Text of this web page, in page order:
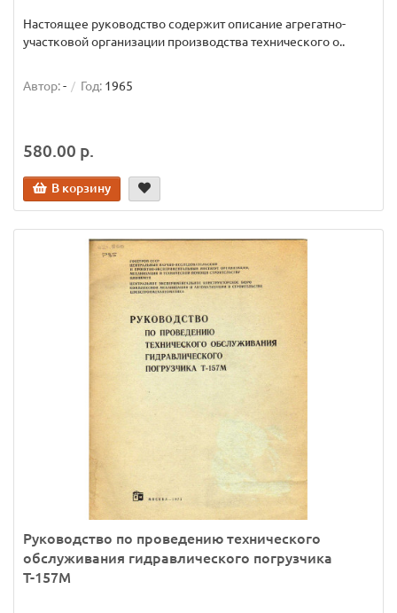
Настоящее руководство содержит описание агрегатно-
участковой организации производства технического о..
Автор:- Год: 1965
580.00 р.
В корзину
Руководство по проведению технического
обслуживания гидравлического погрузчика
Т-157М